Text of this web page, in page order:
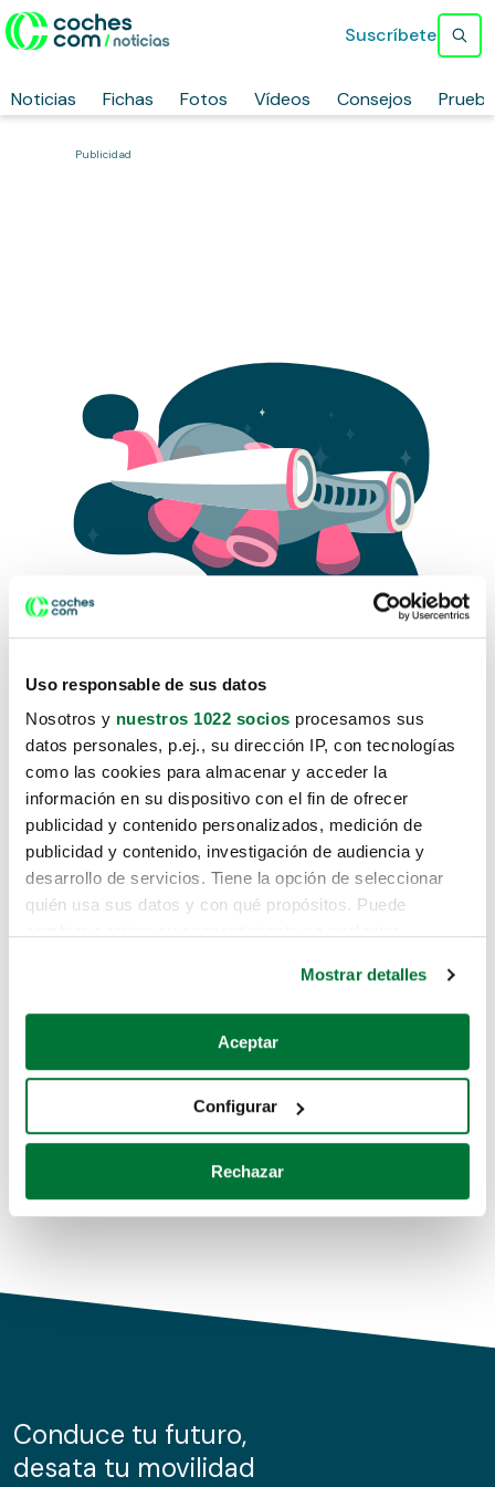
Uso responsable de sus datos
Nosotros y nuestros 1022 socios procesamos sus
datos personales, p.ej., su dirección IP, con tecnologías
como las cookies para almacenar y acceder la
información en su dispositivo con el fin de ofrecer
publicidad y contenido personalizados, medición de
publicidad y contenido, investigación de audiencia y
desarrollo de servicios. Tiene la opción de seleccionar
quién usa sus datos y con qué propósitos. Puede
Si lo permite, también quisiéramos:
Recopilar información sobre su ubicación geográfica
Identificar su dispositivo analizándolo activamente
para buscar características específicas (huellas
Obtenga más información sobre cómo se procesan sus
de cookies.
información sobre el uso que haga del sitio web con
nuestros partners de redes sociales, publicidad y análisis
Mostrar detalles
Aceptar
Configurar
Rechazar
Noticias Fichas Fotos Vídeos Consejos
Suscríbete
Publicidad
Lo sentimos, no sabemos como
te hemos traido hasta aquí.
Pero puedes encontrar el coche que estás
buscando en alguno de estos enlaces:
Coches de segunda mano
Coches de km0
Conduce tu futuro,
desata tu movilidad